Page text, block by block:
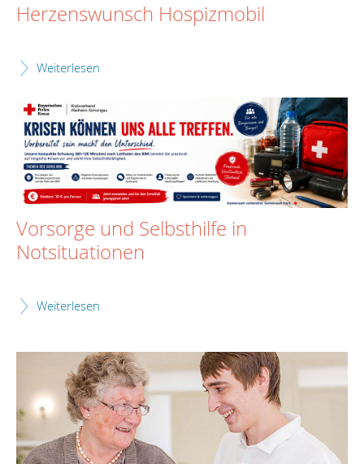
Herzenswunsch Hospizmobil
Weiterlesen
Vorsorge und Selbsthilfe in
Notsituationen
Weiterlesen